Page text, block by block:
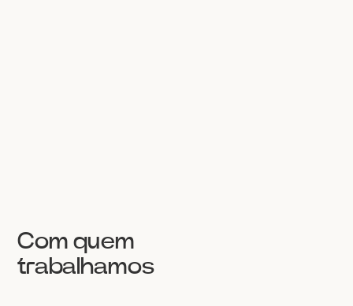
Com quem
trabalhamos